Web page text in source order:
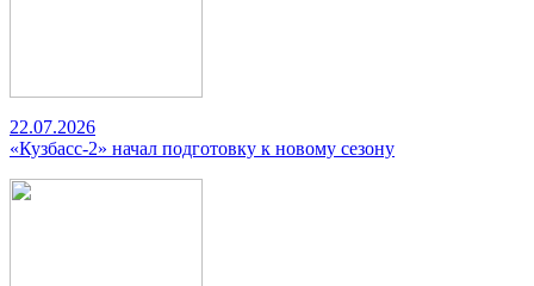
22.07.2026
«Кузбасс-2» начал подготовку к новому сезону